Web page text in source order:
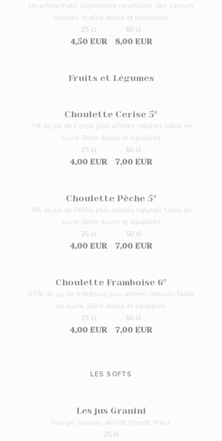
Un arôme fruité, légèrement caramélisé, des saveurs
maltées, texture dense et moelleuse.
4,50 EUR
25 cl
8,00 EUR
50 cl
Fruits et Légumes
Choulette Cerise 5°
7% de jus de Cerise plus arômes naturels faible en
sucre. Bière douce et équilibrée
4,00 EUR
25 cl
7,00 EUR
50 cl
Choulette Pêche 5°
9% de jus de Pêche plus arômes naturels faible en
sucre. Bière douce et équilibrée
4,00 EUR
25 cl
7,00 EUR
50 cl
Choulette Framboise 6°
9,5% de jus de framboise plus arômes naturels faible
en sucre. Bière douce et équilibrée
4,00 EUR
25 cl
7,00 EUR
50 cl
LES SOFTS
Les jus Granini
Orange, ananas, abricot, tomate, fraise
25 cl